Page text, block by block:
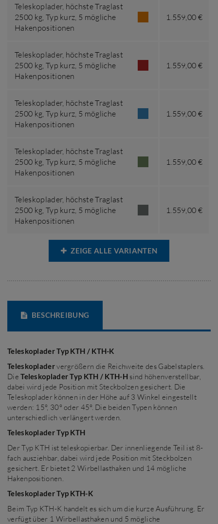
Teleskoplader, höchste Traglast
2500 kg, Typ kurz, 5 mögliche
Hakenpositionen
1.559,00 €
Teleskoplader, höchste Traglast
2500 kg, Typ kurz, 5 mögliche
Hakenpositionen
1.559,00 €
Teleskoplader, höchste Traglast
2500 kg, Typ kurz, 5 mögliche
Hakenpositionen
1.559,00 €
Teleskoplader, höchste Traglast
2500 kg, Typ kurz, 5 mögliche
Hakenpositionen
1.559,00 €
Teleskoplader, höchste Traglast
2500 kg, Typ kurz, 5 mögliche
Hakenpositionen
1.559,00 €
ZEIGE ALLE VARIANTEN
BESCHREIBUNG
Teleskoplader Typ KTH / KTH-K
Teleskopladervergrößern die Reichweite des Gabelstaplers.
DieTeleskoplader Typ KTH / KTH-Hsind höhenverstellbar,
dabei wird jede Position mit Steckbolzen gesichert. Die
Teleskoplader können in der Höhe auf 3 Winkel eingestellt
werden: 15°, 30° oder 45°. Die beiden Typen können
unterschiedlich verlängert werden.
Teleskoplader Typ KTH
Der Typ KTH ist teleskopierbar. Der innenliegende Teil ist 8-
fach ausziehbar, dabei wird jede Position mit Steckbolzen
gesichert. Er bietet 2 Wirbellasthaken und 14 mögliche
Hakenpositionen.
Teleskoplader Typ KTH-K
Beim Typ KTH-K handelt es sich um die kurze Ausführung. Er
verfügt über 1 Wirbellasthaken und 5 mögliche